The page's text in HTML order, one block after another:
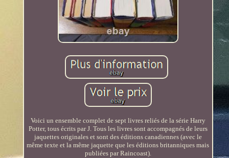
Voici un ensemble complet de sept livres reliés de la série Harry
Potter, tous écrits par J. Tous les livres sont accompagnés de leurs
jaquettes originales et sont des éditions canadiennes (avec le
même texte et la même jaquette que les éditions britanniques mais
publiées par Raincoast).